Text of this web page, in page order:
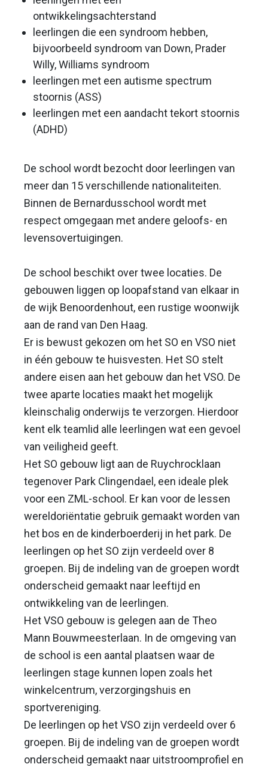
ontwikkelingsachterstand
leerlingen die een syndroom hebben,
bijvoorbeeld syndroom van Down, Prader
Willy, Williams syndroom
leerlingen met een autisme spectrum
stoornis (ASS)
leerlingen met een aandacht tekort stoornis
(ADHD)
De school wordt bezocht door leerlingen van
meer dan 15 verschillende nationaliteiten.
Binnen de Bernardusschool wordt met
respect omgegaan met andere geloofs- en
levensovertuigingen.
De school beschikt over twee locaties. De
gebouwen liggen op loopafstand van elkaar in
de wijk Benoordenhout, een rustige woonwijk
aan de rand van Den Haag.
Er is bewust gekozen om het SO en VSO niet
in één gebouw te huisvesten. Het SO stelt
andere eisen aan het gebouw dan het VSO. De
twee aparte locaties maakt het mogelijk
kleinschalig onderwijs te verzorgen. Hierdoor
kent elk teamlid alle leerlingen wat een gevoel
van veiligheid geeft.
Het SO gebouw ligt aan de Ruychrocklaan
tegenover Park Clingendael, een ideale plek
voor een ZML-school. Er kan voor de lessen
wereldoriëntatie gebruik gemaakt worden van
het bos en de kinderboerderij in het park. De
leerlingen op het SO zijn verdeeld over 8
groepen. Bij de indeling van de groepen wordt
onderscheid gemaakt naar leeftijd en
ontwikkeling van de leerlingen.
Het VSO gebouw is gelegen aan de Theo
Mann Bouwmeesterlaan. In de omgeving van
de school is een aantal plaatsen waar de
leerlingen stage kunnen lopen zoals het
winkelcentrum, verzorgingshuis en
sportvereniging.
De leerlingen op het VSO zijn verdeeld over 6
groepen. Bij de indeling van de groepen wordt
onderscheid gemaakt naar uitstroomprofiel en